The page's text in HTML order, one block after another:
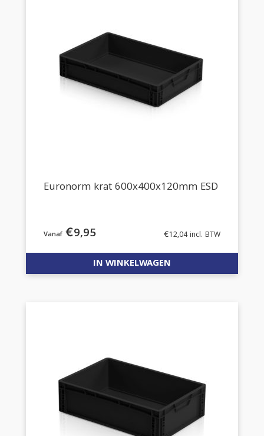
Euronorm krat 600x400x120mm ESD
€9,95 €12,04incl. BTW
IN WINKELWAGEN